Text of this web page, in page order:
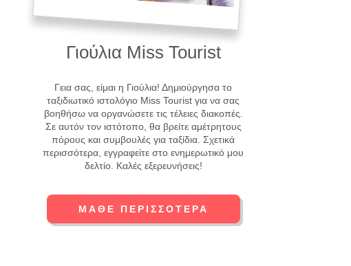
Γιούλια Miss Tourist
Γεια σας, είμαι η Γιούλια! Δημιούργησα το
ταξιδιωτικό ιστολόγιο Miss Tourist για να σας
βοηθήσω να οργανώσετε τις τέλειες διακοπές.
Σε αυτόν τον ιστότοπο, θα βρείτε αμέτρητους
πόρους και συμβουλές για ταξίδια. Σχετικά
περισσότερα, εγγραφείτε στο ενημερωτικό μου
δελτίο. Καλές εξερευνήσεις!
ΜΆΘΕ ΠΕΡΙΣΣΌΤΕΡΑ